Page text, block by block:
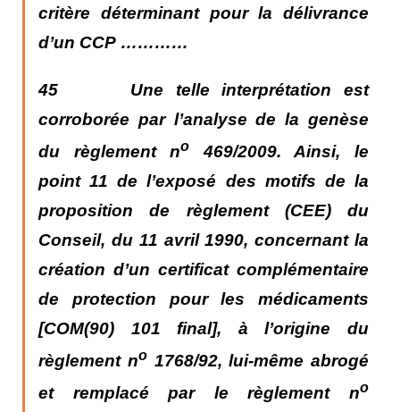
critère déterminant pour la délivrance
d’un CCP …………
45 Une telle interprétation est
corroborée par l’analyse de la genèse
du règlement no
469/2009. Ainsi, le
point 11 de l’exposé des motifs de la
proposition de règlement (CEE) du
Conseil, du 11 avril 1990, concernant la
création d’un certificat complémentaire
de protection pour les médicaments
[COM(90) 101 final], à l’origine du
règlement no1768/92, lui-même abrogé
et remplacé par le règlement no